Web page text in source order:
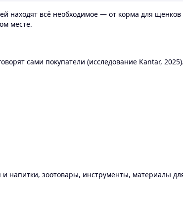
находят всё необходимое — от корма для
месте.
сами покупатели (исследование Kantar,
напитки, зоотовары, инструменты, материалы